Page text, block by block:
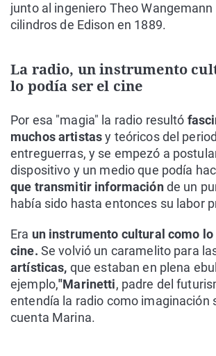
junto al ingeniero Theo Wangemann
cilindros de Edison en 1889.
La radio, un instrumento
lo podía ser el cine
Por esa "magia" la radio resultó
muchos artistasy teóricos del
entreguerras, y se empezó a
dispositivo y un medio que podía
que transmitir informaciónde un
había sido hasta entonces su labor
Era un instrumento cultural como lo
cine. Se volvió un caramelito para
artísticas, que estaban en plena
ejemplo,"Marinetti, padre del
entendía la radio como imaginación
cuenta Marina.